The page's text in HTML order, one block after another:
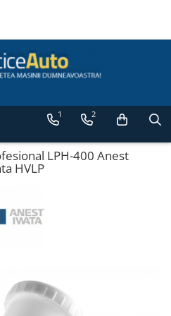
/
1 2
LPH-400 Anest
HVLP